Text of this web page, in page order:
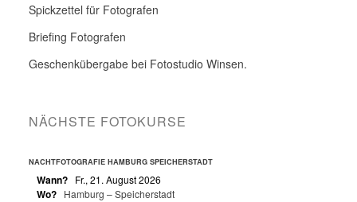
Spickzettel für Fotografen
Briefing Fotografen
Geschenkübergabe bei Fotostudio Winsen.
NÄCHSTE FOTOKURSE
NACHTFOTOGRAFIE HAMBURG SPEICHERSTADT
Wann? Fr., 21. August 2026
Wo? Hamburg – Speicherstadt